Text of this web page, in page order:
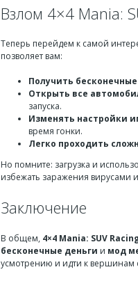
Взлом 4×4 Mania:
Теперь перейдем к самой
позволяет вам:
Получить
Открыть все
запуска.
Изменять настройки
время гонки.
Легко проходить
Но помните: загрузка и
избежать заражения
Заключение
В общем, 4×4 Mania: SUV
бесконечные деньги и мод
усмотрению и идти к вершинам